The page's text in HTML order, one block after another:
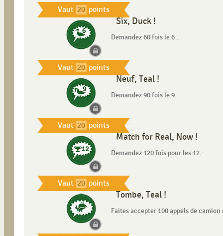
Vaut 20 points
Vaut 20 points
Six, Duck !
Demandez 60 fois le 6 .
Vaut 20 points
Neuf, Teal !
Demandez 90 fois le 9.
Vaut 20 points
Match for Real, Now !
Demandez 120 fois pour les 12.
Tombe, Teal !
Faites accepter 100 appels de